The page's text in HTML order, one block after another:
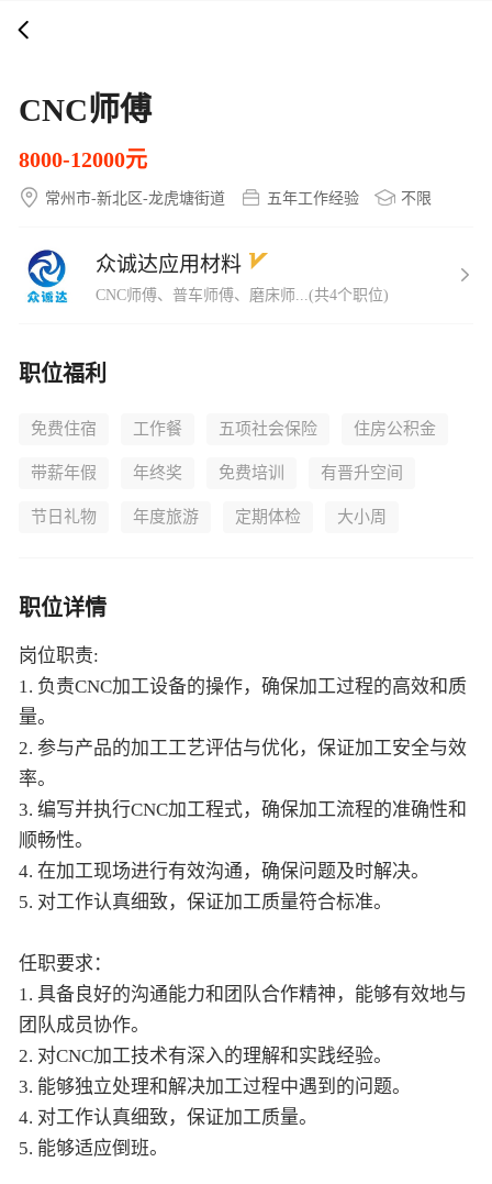
CNC师傅
8000-12000元
常州市-新北区-龙虎塘街道 五年工作经验 不限
众诚达应用材料
CNC师傅、普车师傅、磨床师...(共4个职位)
职位福利
免费住宿 工作餐 五项社会保险 住房公积金
带薪年假 年终奖 免费培训 有晋升空间
节日礼物 年度旅游 定期体检 大小周
职位详情
岗位职责:
1. 负责CNC加工设备的操作，确保加工过程的高效和质
量。
2. 参与产品的加工工艺评估与优化，保证加工安全与效
率。
3. 编写并执行CNC加工程式，确保加工流程的准确性和
顺畅性。
4. 在加工现场进行有效沟通，确保问题及时解决。
5. 对工作认真细致，保证加工质量符合标准。
任职要求：
1. 具备良好的沟通能力和团队合作精神，能够有效地与
团队成员协作。
2. 对CNC加工技术有深入的理解和实践经验。
3. 能够独立处理和解决加工过程中遇到的问题。
4. 对工作认真细致，保证加工质量。
5. 能够适应倒班。